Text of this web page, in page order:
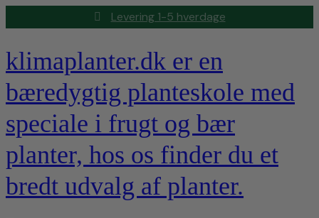
Levering 1-5 hverdage
klimaplanter.dk er en
bæredygtig planteskole med
speciale i frugt og bær
planter, hos os finder du et
bredt udvalg af planter.